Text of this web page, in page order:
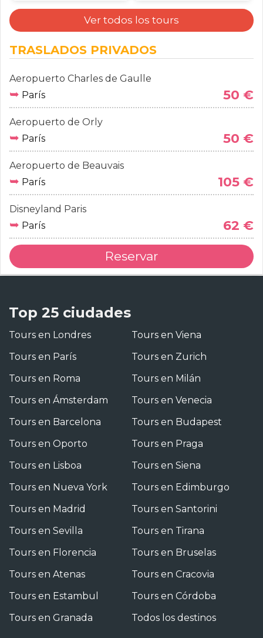
Ver todos los tours
TRASLADOS PRIVADOS
Aeropuerto Charles de Gaulle
➥ París 50 €
Aeropuerto de Orly
➥ París 50 €
Aeropuerto de Beauvais
➥ París 105 €
Disneyland Paris
➥ París 62 €
Reservar
Top 25 ciudades
Tours en Londres
Tours en París
Tours en Roma
Tours en Ámsterdam
Tours en Barcelona
Tours en Oporto
Tours en Lisboa
Tours en Nueva York
Tours en Madrid
Tours en Sevilla
Tours en Florencia
Tours en Atenas
Tours en Estambul
Tours en Granada
Tours en Viena
Tours en Zurich
Tours en Milán
Tours en Venecia
Tours en Budapest
Tours en Praga
Tours en Siena
Tours en Edimburgo
Tours en Santorini
Tours en Tirana
Tours en Bruselas
Tours en Cracovia
Tours en Córdoba
Todos los destinos